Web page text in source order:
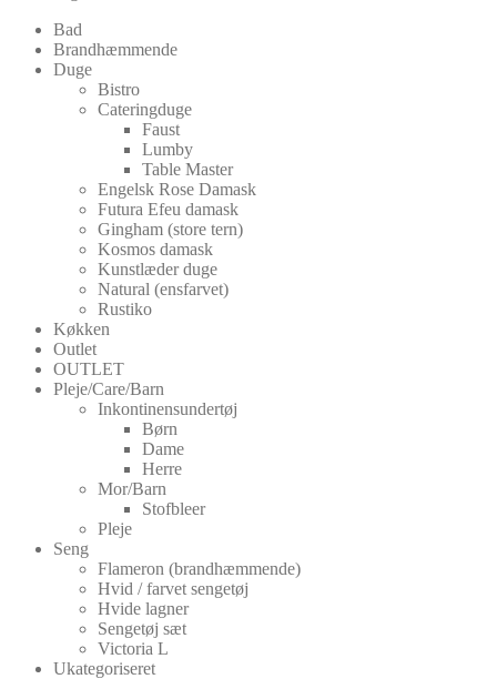
Bad
Brandhæmmende
Duge
Bistro
Cateringduge
Faust
Lumby
Table Master
Engelsk Rose Damask
Futura Efeu damask
Gingham (store tern)
Kosmos damask
Kunstlæder duge
Natural (ensfarvet)
Rustiko
Køkken
Outlet
OUTLET
Pleje/Care/Barn
Inkontinensundertøj
Børn
Dame
Herre
Mor/Barn
Stofbleer
Pleje
Seng
Flameron (brandhæmmende)
Hvid / farvet sengetøj
Hvide lagner
Sengetøj sæt
Victoria L
Ukategoriseret